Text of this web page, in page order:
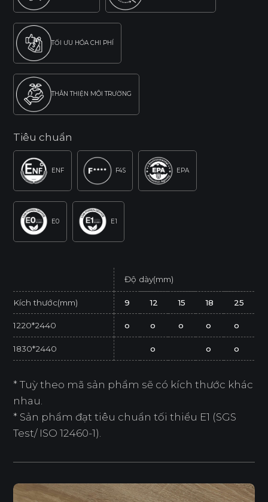
TỐI ƯU HÓA CHI PHÍ
THÂN THIỆN MÔI TRƯỜNG
Tiêu chuẩn
ENF F4S EPA
E0 E1
Độ dày(mm)
Kích thước(mm) 9 12 15 18 25
1220*2440 o o o o o
1830*2440 o o o
* Tuỳ theo mã sản phẩm sẽ có kích thước khác
nhau.
* Sản phẩm đạt tiêu chuẩn tối thiểu E1 (SGS
Test/ ISO 12460-1).